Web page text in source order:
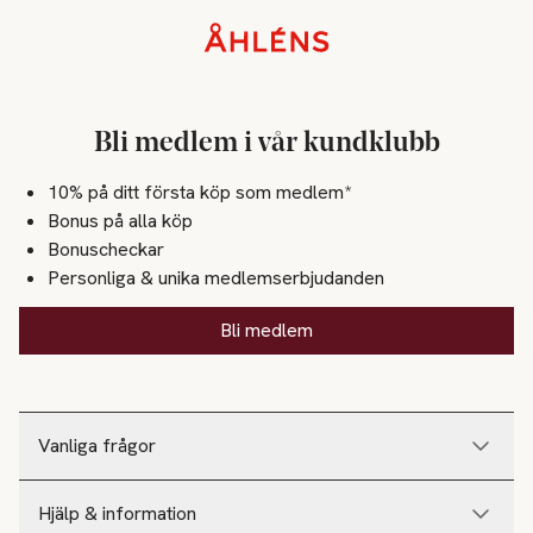
Vanliga frågor
Hjälp & information
Bli medlem i vår kundklubb
10% på ditt första köp som medlem*
Bonus på alla köp
Bonuscheckar
Personliga & unika medlemserbjudanden
Bli medlem